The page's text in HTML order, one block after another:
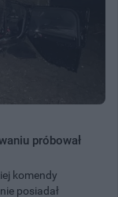
próbował
komendy
posiadał